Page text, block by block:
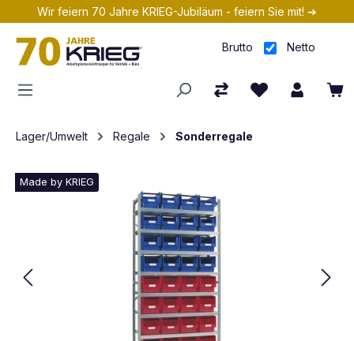
Zum Hauptinhalt springen
Wir feiern 70 Jahre KRIEG-Jubiläum - feiern Sie mit! ➔
Brutto Netto
Lager/Umwelt Regale Sonderregale
Made by KRIEG